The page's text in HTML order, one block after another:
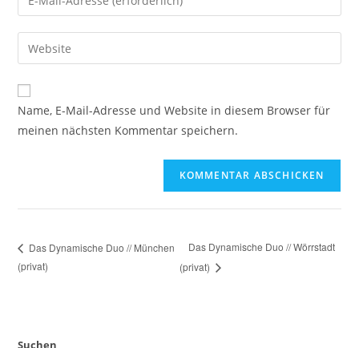
Name, E-Mail-Adresse und Website in diesem Browser für
meinen nächsten Kommentar speichern.
Das Dynamische Duo // München
(privat)
Das Dynamische Duo // Wörrstadt
(privat)
Suchen